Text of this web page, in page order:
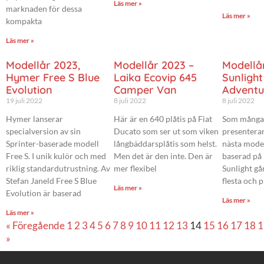
marknaden för dessa
kompakta
Läs mer »
Läs mer »
Läs mer »
Modellår 2023,
Hymer Free S Blue
Evolution
19 juli 2022
Hymer lanserar
specialversion av sin
Sprinter-baserade modell
Free S. I unik kulör och med
riklig standardutrustning. Av
Stefan Janeld Free S Blue
Evolution är baserad
Läs mer »
Modellår 2023 –
Laika Ecovip 645
Camper Van
8 juli 2022
Här är en 640 plåtis på Fiat
Ducato som ser ut som viken
långbäddarsplåtis som helst.
Men det är den inte. Den är
mer flexibel
Läs mer »
8 juli 2022
Som
nästa
baserad
Sunlight
flesta och
Läs mer »
« Föregående 1 2 345 6 78 9 10 11 12 13 14 15 16 17 18
»